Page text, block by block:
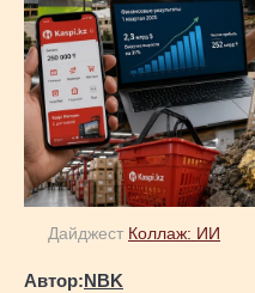
Власть
Геополитика
Исследования
Люди
Дайджест Коллаж: ИИ
Автор:NBK